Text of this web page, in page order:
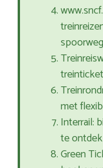
met
Interrail:
te
Green